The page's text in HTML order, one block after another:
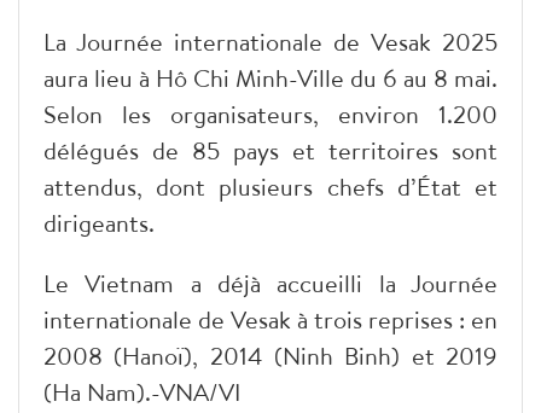
La Journée internationale de Vesak 2025
aura lieu à Hô Chi Minh-Ville du 6 au 8 mai.
Selon les organisateurs, environ 1.200
délégués de 85 pays et territoires sont
attendus, dont plusieurs chefs d’État et
dirigeants.
Le Vietnam a déjà accueilli la Journée
internationale de Vesak à trois reprises : en
2008 (Hanoï), 2014 (Ninh Binh) et 2019
(Ha Nam).-VNA/VI